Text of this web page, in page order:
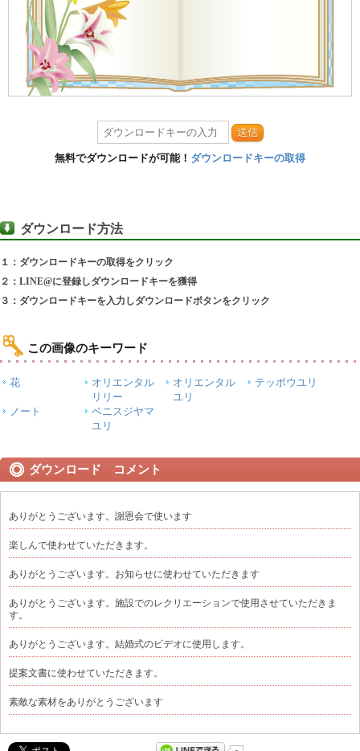
送信
無料でダウンロードが可能！ ダウンロードキーの取得
ダウンロード方法
１：ダウンロードキーの取得をクリック
２：LINE@に登録しダウンロードキーを獲得
３：ダウンロードキーを入力しダウンロードボタンをクリック
この画像のキーワード
花
オリエンタル
リリー
オリエンタル
ユリ
テッポウユリ
ノート
ベニスジヤマ
ユリ
ダウンロード コメント
ありがとうございます。謝恩会で使います
楽しんで使わせていただきます。
ありがとうございます。お知らせに使わせていただきます
ありがとうございます。施設でのレクリエーションで使用させていただきま
す。
ありがとうございます。結婚式のビデオに使用します。
提案文書に使わせていただきます。
素敵な素材をありがとうございます